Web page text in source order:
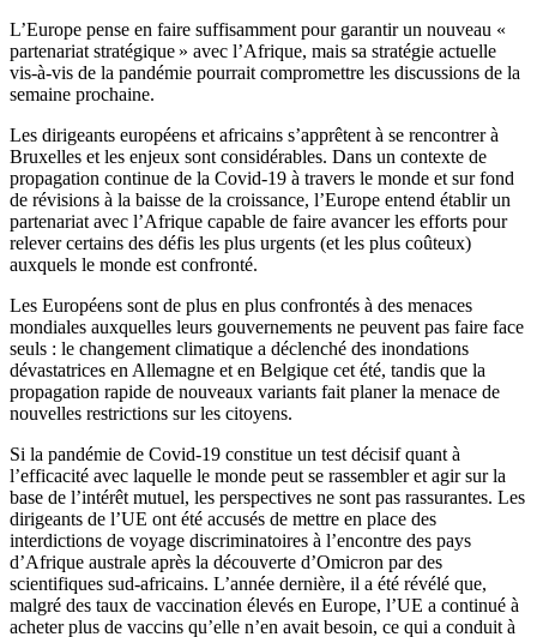
L’Europe pense en faire suffisamment pour garantir un nouveau «
partenariat stratégique » avec l’Afrique, mais sa stratégie actuelle
vis-à-vis de la pandémie pourrait compromettre les discussions de la
semaine prochaine.
Les dirigeants européens et africains s’apprêtent à se rencontrer à
Bruxelles et les enjeux sont considérables. Dans un contexte de
propagation continue de la Covid-19 à travers le monde et sur fond
de révisions à la baisse de la croissance, l’Europe entend établir un
partenariat avec l’Afrique capable de faire avancer les efforts pour
relever certains des défis les plus urgents (et les plus coûteux)
auxquels le monde est confronté.
Les Européens sont de plus en plus confrontés à des menaces
mondiales auxquelles leurs gouvernements ne peuvent pas faire face
seuls : le changement climatique a déclenché des inondations
dévastatrices en Allemagne et en Belgique cet été, tandis que la
propagation rapide de nouveaux variants fait planer la menace de
nouvelles restrictions sur les citoyens.
Si la pandémie de Covid-19 constitue un test décisif quant à
l’efficacité avec laquelle le monde peut se rassembler et agir sur la
base de l’intérêt mutuel, les perspectives ne sont pas rassurantes. Les
dirigeants de l’UE ont été accusés de mettre en place des
interdictions de voyage discriminatoires à l’encontre des pays
d’Afrique australe après la découverte d’Omicron par des
scientifiques sud-africains. L’année dernière, il a été révélé que,
malgré des taux de vaccination élevés en Europe, l’UE a continué à
acheter plus de vaccins qu’elle n’en avait besoin, ce qui a conduit à